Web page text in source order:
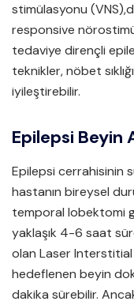
stimülasyonu
responsive
tedaviye dirençli
teknikler, nöbet
iyileştirebilir.
Epilepsi Beyin
Epilepsi cerrahisinin
hastanın bireysel
temporal lobektomi
yaklaşık 4-6 saat
olan Laser
hedeflenen beyin
dakika sürebilir.